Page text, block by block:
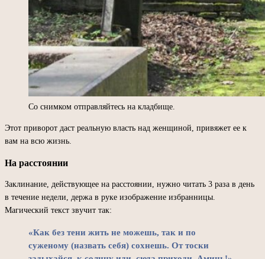
Со снимком отправляйтесь на кладбище.
Этот приворот даст реальную власть над женщиной, привяжет ее к
вам на всю жизнь.
На расстоянии
Заклинание, действующее на расстоянии, нужно читать 3 раза в день
в течение недели, держа в руке изображение избранницы.
Магический текст звучит так:
«Как без тени жить не можешь, так и по
суженому (назвать себя) сохнешь. От тоски